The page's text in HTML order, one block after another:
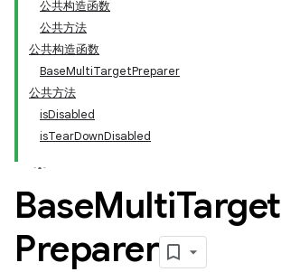
公共构造函数
公共方法
公共构造函数
BaseMultiTargetPreparer
公共方法
isDisabled
isTearDownDisabled
BaseMultiTarget
Preparer